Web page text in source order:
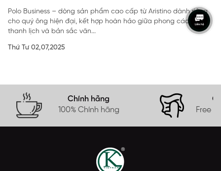
Polo Business – dòng sản phẩm cao cấp từ Aristino dành riêng
cho quý ông hiện đại, kết hợp hoàn hảo giữa phong cách
thanh lịch và bản sắc văn...
Thứ Tư 02,07,2025
Chính hãng
100% Chính hãng
Free